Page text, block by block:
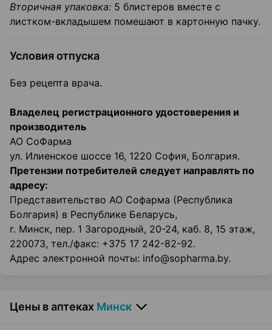
Вторичная упаковка: 5 блистеров вместе с
листком-вкладышем помешают в картонную пачку.
Условия отпуска
Без рецепта врача.
Владелец регистрационного удостоверения и
производитель
АО СоФарма
ул. Илиенское шоссе 16, 1220 София, Болгария.
Претензии потребителей следует направлять по
адресу:
Представительство АО Софарма (Республика
Болгария) в Республике Беларусь,
г. Минск, пер. 1 Загородный, 20-24, каб. 8, 15 этаж,
220073, тел./факс: +375 17 242-82-92.
Адрес электронной почты: info@sopharma.by.
Цены в аптеках Минск